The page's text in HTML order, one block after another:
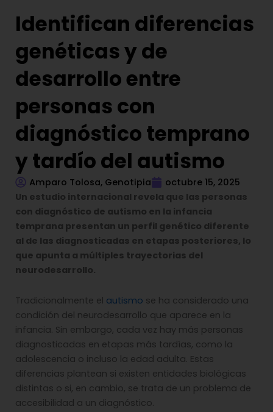
Identifican diferencias
genéticas y de
desarrollo entre
personas con
diagnóstico temprano
y tardío del autismo
Amparo Tolosa, Genotipia
octubre 15, 2025
Un estudio internacional revela que las personas
con diagnóstico de autismo en la infancia
temprana presentan un perfil genético diferente
al de las diagnosticadas en etapas posteriores, lo
que apunta a múltiples trayectorias del
neurodesarrollo.
Tradicionalmente el autismo se ha considerado una
condición del neurodesarrollo que aparece en la
infancia. Sin embargo, cada vez hay más personas
diagnosticadas en etapas más tardías, como la
adolescencia o incluso la edad adulta. Estas
diferencias plantean si existen entidades biológicas
distintas o si, en cambio, se trata de un problema de
accesibilidad a un diagnóstico.